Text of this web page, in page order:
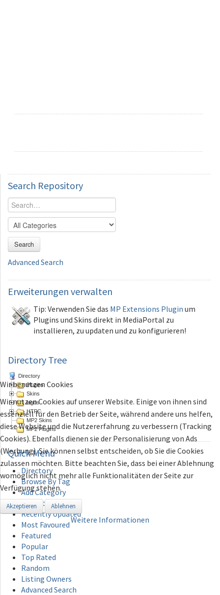
Search Repository
Search
Advanced Search
Erweiterungen verwalten
Tip: Verwenden Sie das MP Extensions Plugin um
Plugins und Skins direkt in MediaPortal zu
installieren, zu updaten und zu konfigurieren!
Directory Tree
Directory
Plugins
Skins
logos
HTPC
MP2 Skins
MP2 Plugins
QuickMenu
Directory
Browse By Tag
Add Category
Recently Added
Recently Updated
Most Favoured
Featured
Popular
Top Rated
Random
Listing Owners
Advanced Search
Wir benutzen Cookies
Wir nutzen Cookies auf unserer Website. Einige von ihnen sind
essenziell für den Betrieb der Seite, während andere uns helfen,
diese Website und die Nutzererfahrung zu verbessern (Tracking
Cookies). Ebenfalls dienen sie der Personalisierung von Ads
(Werbung). Sie können selbst entscheiden, ob Sie die Cookies
zulassen möchten. Bitte beachten Sie, dass bei einer Ablehnung
womöglich nicht mehr alle Funktionalitäten der Seite zur
Verfügung stehen.
Akzeptieren Ablehnen
Weitere Informationen